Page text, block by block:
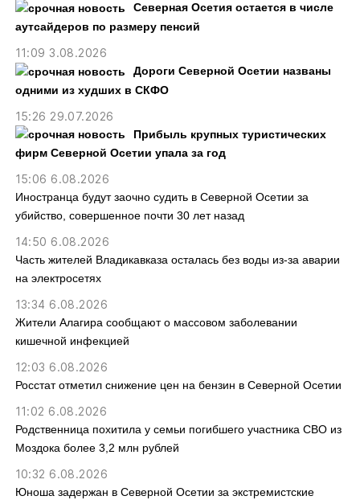
Северная Осетия остается в числе
аутсайдеров по размеру пенсий
11:09 3.08.2026
Дороги Северной Осетии названы
одними из худших в СКФО
15:26 29.07.2026
Прибыль крупных туристических
фирм Северной Осетии упала за год
15:06 6.08.2026
Иностранца будут заочно судить в Северной Осетии за
убийство, совершенное почти 30 лет назад
14:50 6.08.2026
Часть жителей Владикавказа осталась без воды из-за аварии
на электросетях
13:34 6.08.2026
Жители Алагира сообщают о массовом заболевании
кишечной инфекцией
12:03 6.08.2026
Росстат отметил снижение цен на бензин в Северной Осетии
11:02 6.08.2026
Родственница похитила у семьи погибшего участника СВО из
Моздока более 3,2 млн рублей
10:32 6.08.2026
Юноша задержан в Северной Осетии за экстремистские